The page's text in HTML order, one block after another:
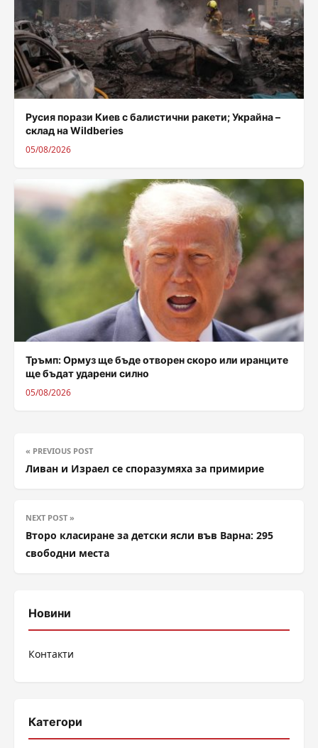
Русия порази Киев с балистични ракети; Украйна –
склад на Wildberies
05/08/2026
Тръмп: Ормуз ще бъде отворен скоро или иранците
ще бъдат ударени силно
05/08/2026
« PREVIOUS POST
Ливан и Израел се споразумяха за примирие
NEXT POST »
Второ класиране за детски ясли във Варна: 295
свободни места
Новини
Контакти
Категори